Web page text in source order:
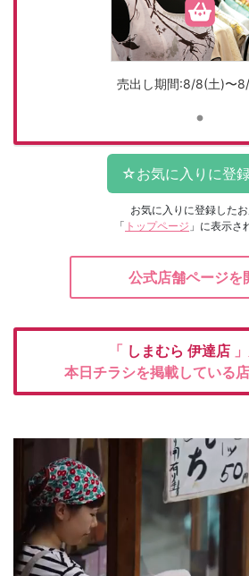
売出し期間:8/8(土)〜
お気に入りに登録した
「 トップページ 」に表示さ
公式店舗ページを
「 しまむら 伊達店
本日チラシを掲載している